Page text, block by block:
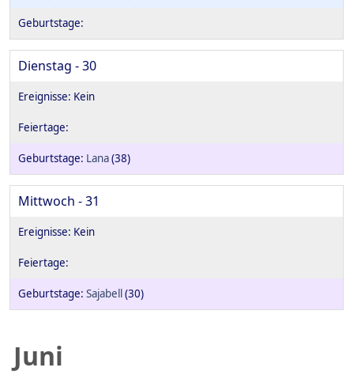
Dienstag - 30
Lana(38)
Mittwoch - 31
Sajabell (30)
Juni